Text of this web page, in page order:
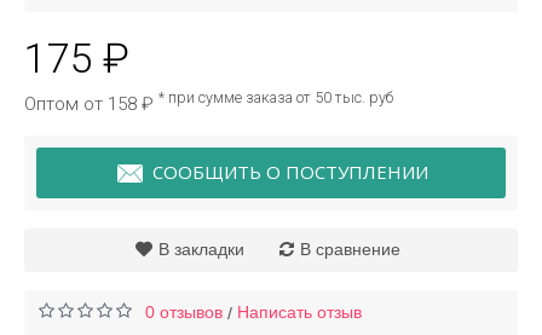
175 ₽
Оптом от 158 ₽ * при сумме заказа от 50 тыс. руб
СООБЩИТЬ О ПОСТУПЛЕНИИ
В закладки В сравнение
0 отзывов / Написать отзыв